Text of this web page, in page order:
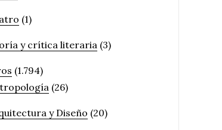
(1)
y crítica literaria (3)
(1.794)
(26)
y Diseño (20)